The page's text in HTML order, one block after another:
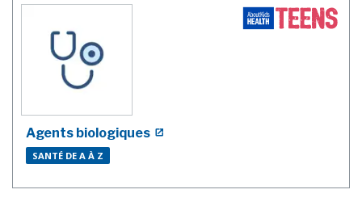
Agents biologiques
SANTÉ DE A À Z